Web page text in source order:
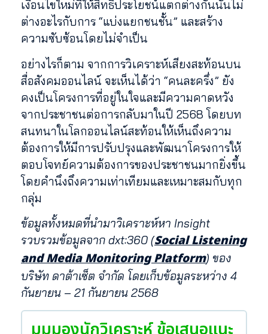
เงื่อนไขใหม่ที่ให้สิทธิประโยชน์แตกต่างกันนั้นไม่
ต่างอะไรกับการ “แบ่งแยกชนชั้น” และสร้าง
ความซับซ้อนโดยไม่จำเป็น
อย่างไรก็ตาม จากการวิเคราะห์เสียงสะท้อนบน
สื่อสังคมออนไลน์ จะเห็นได้ว่า “คนละครึ่ง” ยัง
คงเป็นโครงการที่อยู่ในใจและมีความคาดหวัง
จากประชาชนต่อการกลับมาในปี 2568 โดยบท
สนทนาในโลกออนไลน์สะท้อนให้เห็นถึงความ
ต้องการให้มีการปรับปรุงและพัฒนาโครงการให้
ตอบโจทย์ความต้องการของประชาชนมากยิ่งขึ้น
โดยคำนึงถึงความเท่าเทียมและเหมาะสมกับทุก
กลุ่ม
ข้อมูลทั้งหมดที่นำมาวิเคราะห์หา Insight
รวบรวมข้อมูลจาก dxt:360 (Social Listening
and Media Monitoring Platform) ของ
บริษัท ดาต้าเซ็ต จำกัด โดยเก็บข้อมูลระหว่าง 4
กันยายน – 21 กันยายน 2568